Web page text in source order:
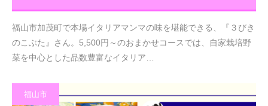
福山市加茂町で本場イタリアマンマの味を堪能できる、『３びき
のこぶた』さん。5,500円～のおまかせコースでは、自家栽培野
菜を中心とした品数豊富なイタリア…
福山市